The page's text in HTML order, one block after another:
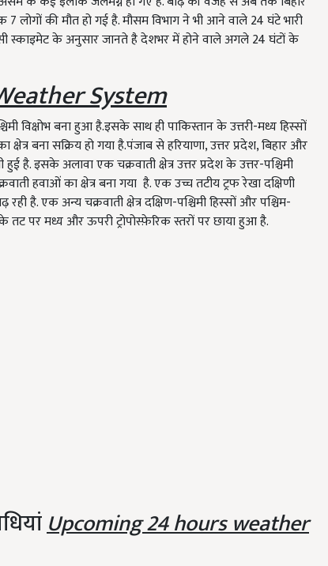
की मौत हो गई है. मौसम विभाग ने भी आने वाले 24 घंटे भारी
स्काइमेट के अनुसार जानते है देशभर में होने वाले अगले 24 घंटों के
System
विक्षोभ बना हुआ है.इसके साथ ही पाकिस्तान के उत्तरी-मध्य हिस्सों
बना सक्रिय हो गया है.पंजाब से हरियाणा, उत्तर प्रदेश, बिहार और
इसके अलावा एक चक्रवाती क्षेत्र उत्तर प्रदेश के उत्तर-पश्चिमी
हवाओं का क्षेत्र बना गया है. एक उच्च तटीय ट्रफ रेखा दक्षिणी
है. एक अन्य चक्रवाती क्षेत्र दक्षिण-पश्चिमी हिस्सों और पश्चिम-
पर मध्य और ऊपरी ट्रोपोस्फ़ेरिक स्तरों पर छाया हुआ है.
Upcoming 24 hours weather